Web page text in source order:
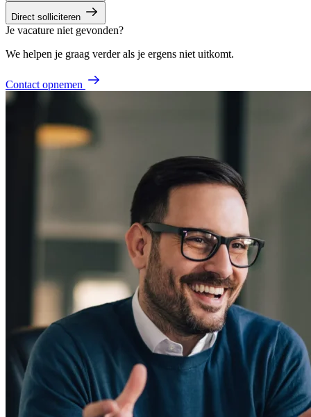
Direct solliciteren
Je vacature niet gevonden?
We helpen je graag verder als je ergens niet uitkomt.
Contact opnemen